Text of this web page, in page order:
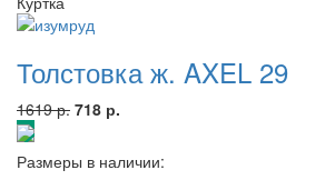
Толстовка ж. AXEL 29
1619 р. 718 р.
Размеры в наличии: